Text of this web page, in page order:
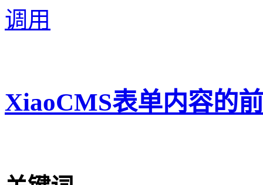
调用
XiaoCMS表单内容的